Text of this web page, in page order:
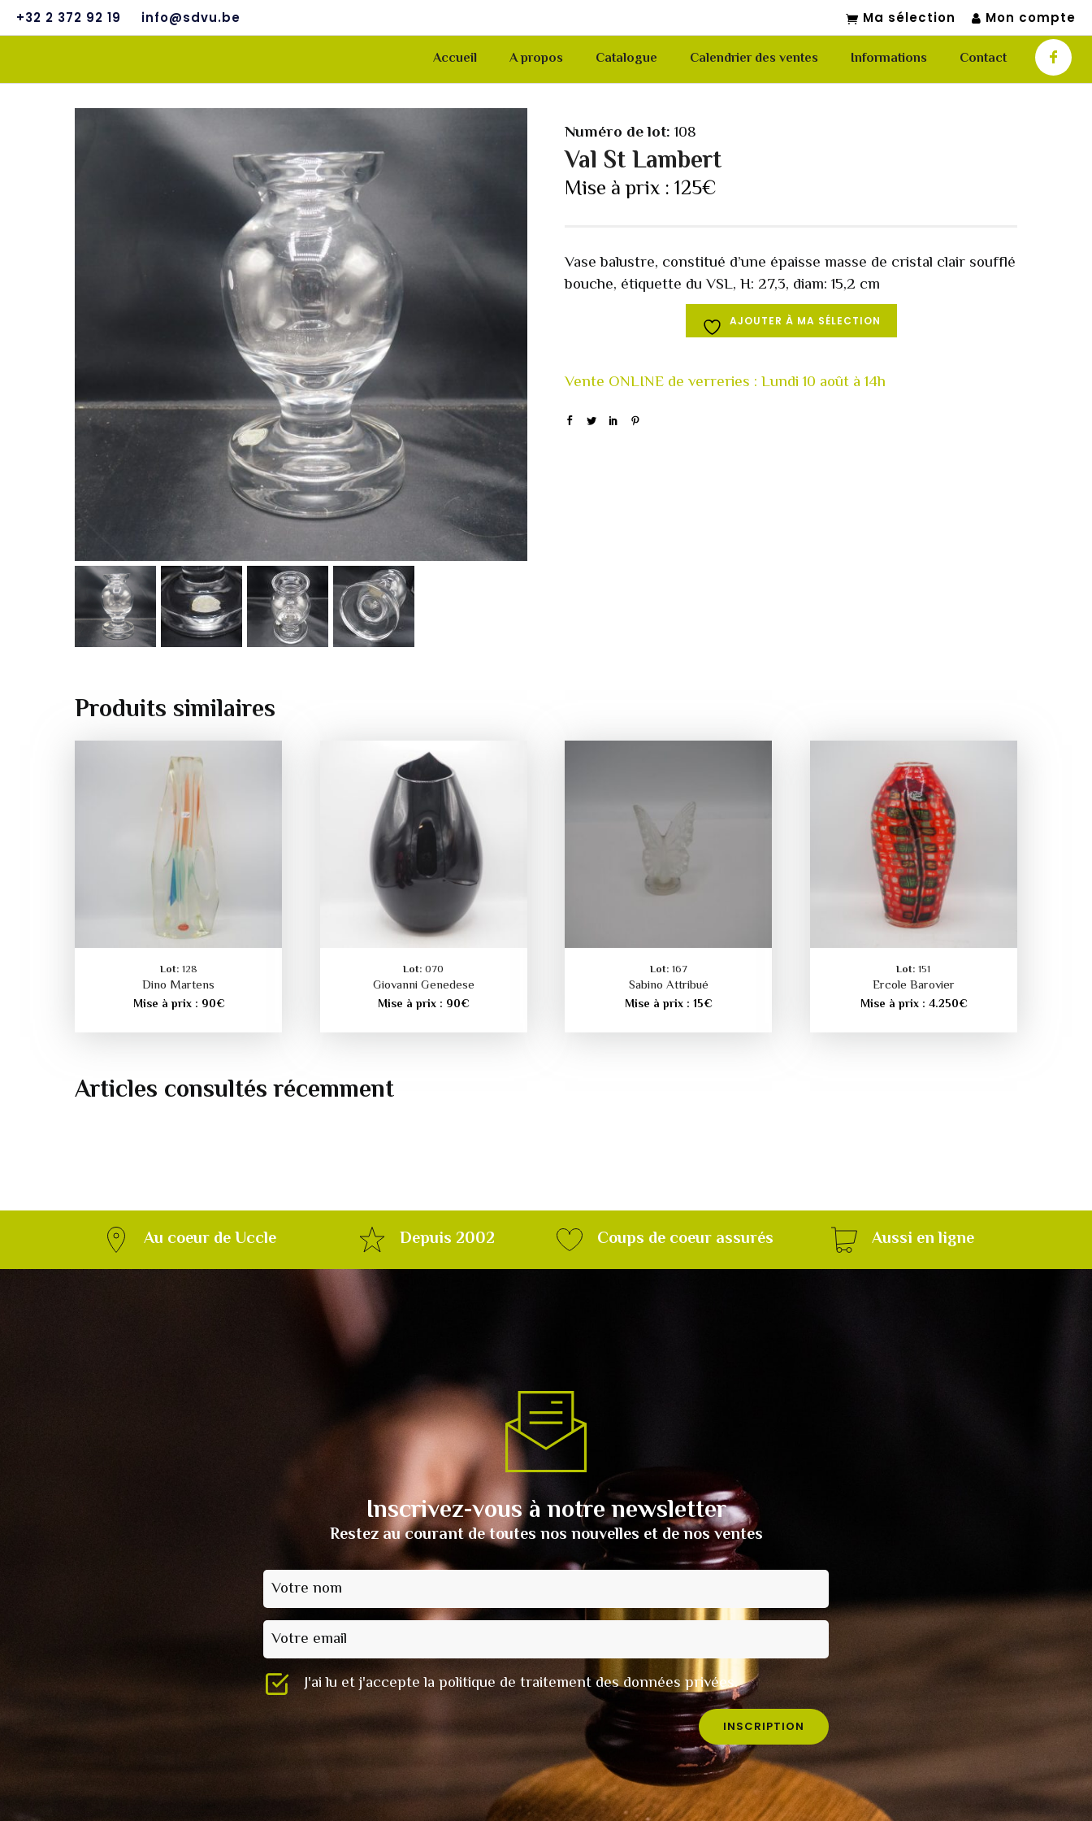
+32 2 372 92 19 info@sdvu.be Ma sélection Mon compte
Accueil A propos Catalogue Calendrier des ventes Informations Contact
Numéro de lot: 108
Val St Lambert
Mise à prix :125€
Vase balustre, constitué d’une épaisse masse de cristal clair soufflé
bouche, étiquette du VSL, H: 27,3, diam: 15,2 cm
AJOUTER À MA SÉLECTION
Produits similaires
Lot: 128
Dino Martens
Mise à prix : 90€
Lot: 070
Giovanni Genedese
Mise à prix : 90€
Lot: 167
Sabino Attribué
Mise à prix :15€
Lot: 151
Ercole Barovier
Mise à prix : 4.250€
Articles consultés récemment
Au coeur de Uccle Depuis 2002 Coups de coeur assurés Aussi en ligne
Inscrivez-vous à notre newsletter
Restez au courant de toutes nos nouvelles et de nos ventes
Votre nom
Votre email
J'ai lu et j'accepte la politique de traitement des données privées.
INSCRIPTION